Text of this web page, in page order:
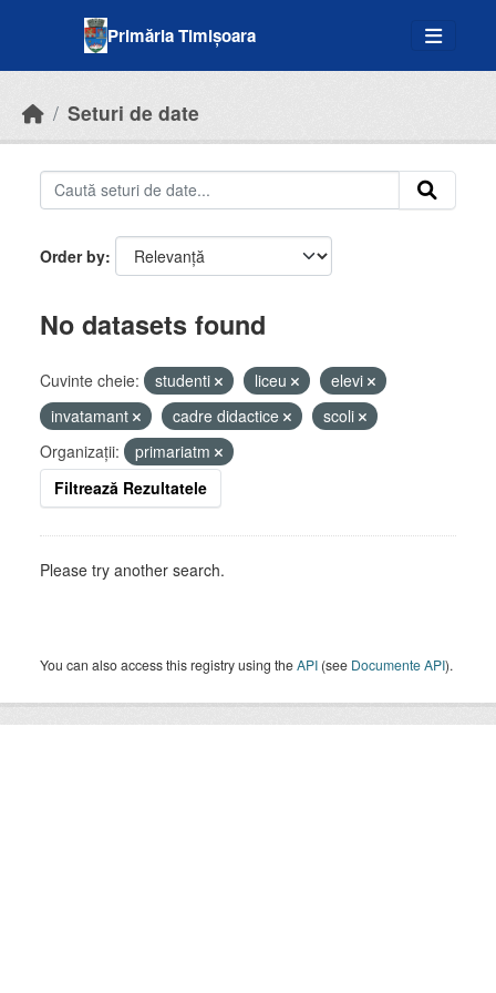
Primăria Timișoara
Seturi de date
Order by
No datasets found
Cuvinte cheie: studenti liceu
elevi
invatamant
cadre didactice
scoli
Organizații:
primariatm
Filtrează Rezultatele
Please try another search.
You can also access this registry using theAPI (see Documente API).